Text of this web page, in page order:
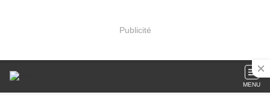
Publicité
MENU